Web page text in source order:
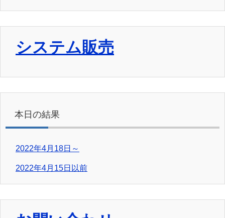
システム販売
本日の結果
2022年4月18日～
2022年4月15日以前